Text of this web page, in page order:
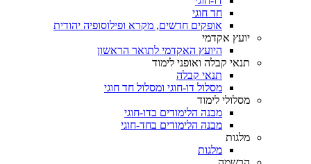
חד חוגי
אופקים חדשים, מקרא ופילוסופיה יהודית
יועץ אקדמי
היועץ האקדמי לתואר הראשון
תנאי קבלה ואופני לימוד
תנאי קבלה
מסלול דו-חוגי ומסלול חד חוגי
מסלולי לימוד
מבנה הלימודים בדו-חוגי
מבנה הלימודים בחד-חוגי
מלגות
מלגות